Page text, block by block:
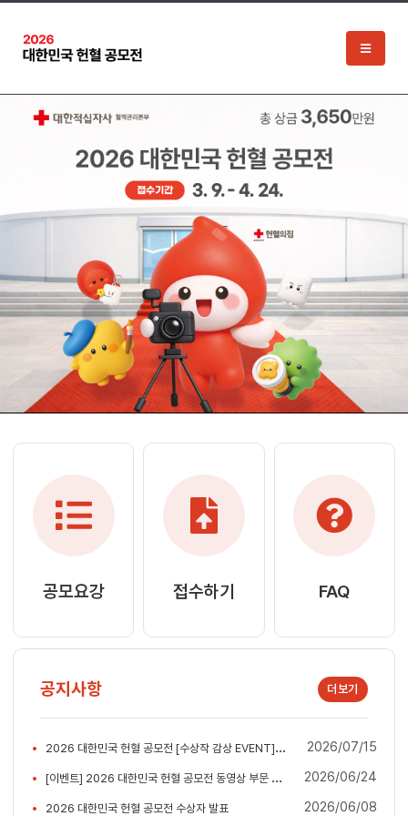
공모요강 접수하기 FAQ
공지사항 더보기
2026 대한민국 헌혈 공모전 [수상작 감상 EVENT] 당첨자 발표 2026/07/15
[이벤트] 2026 대한민국 헌혈 공모전 동영상 부문 수상작 감상 EVENT 2026/06/24
2026 대한민국 헌혈 공모전 수상자 발표 2026/06/08